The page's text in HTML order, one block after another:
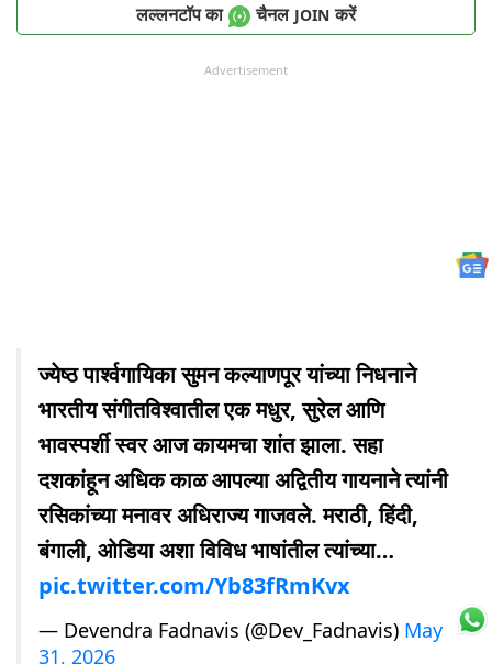
लल्लनटॉप का चैनल JOIN करें
Advertisement
ज्येष्ठ पार्श्वगायिका सुमन कल्याणपूर यांच्या निधनाने
भारतीय संगीतविश्वातील एक मधुर, सुरेल आणि
भावस्पर्शी स्वर आज कायमचा शांत झाला. सहा
दशकांहून अधिक काळ आपल्या अद्वितीय गायनाने त्यांनी
रसिकांच्या मनावर अधिराज्य गाजवले. मराठी, हिंदी,
बंगाली, ओडिया अशा विविध भाषांतील त्यांच्या…
pic.twitter.com/Yb83fRmKvx
— Devendra Fadnavis (@Dev_Fadnavis) May
31, 2026